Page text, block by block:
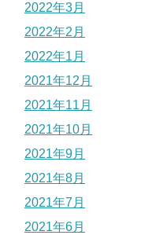
2022年3月
2022年2月
2022年1月
2021年12月
2021年11月
2021年10月
2021年9月
2021年8月
2021年7月
2021年6月